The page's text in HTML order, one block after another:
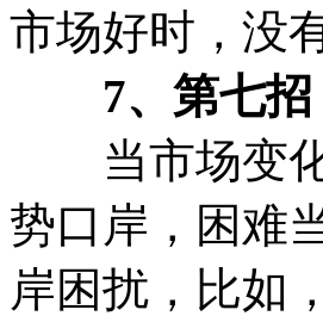
市场好时，没
7、第七招
当市场变化
势口岸，困难
岸困扰，比如